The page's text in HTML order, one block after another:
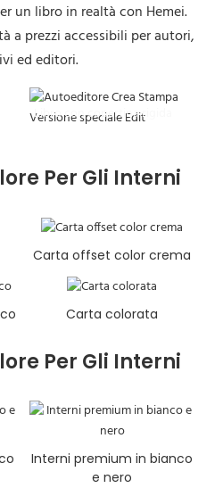
un libro in realtà con Hemei.
a prezzi accessibili per autori,
ed editori.
Libro con copertina rigida
Per Gli Interni
Carta offset color crema
Carta colorata
Per Gli Interni
Interni premium in bianco
e nero